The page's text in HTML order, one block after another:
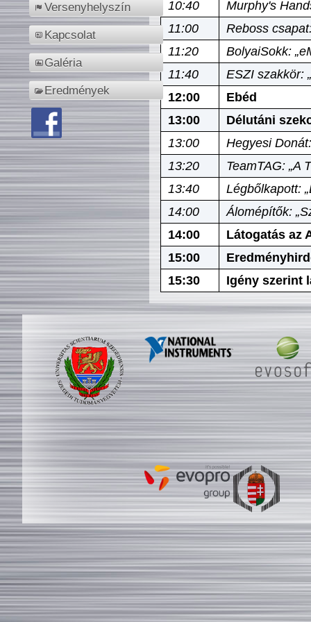
Versenyhelyszín
Kapcsolat
Galéria
Eredmények
10:40
Murphy's
11:00
Reboss
11:20
BolyaiSokk:
11:40
ESZI szakkör:
12:00
Ebéd
13:00
Délutáni
13:00
Hegyesi
13:20
TeamTAG: „A
13:40
Légbőlkapott:
14:00
Álomépítők:
14:00
Látogatás az
15:00
15:30
Igény szerint